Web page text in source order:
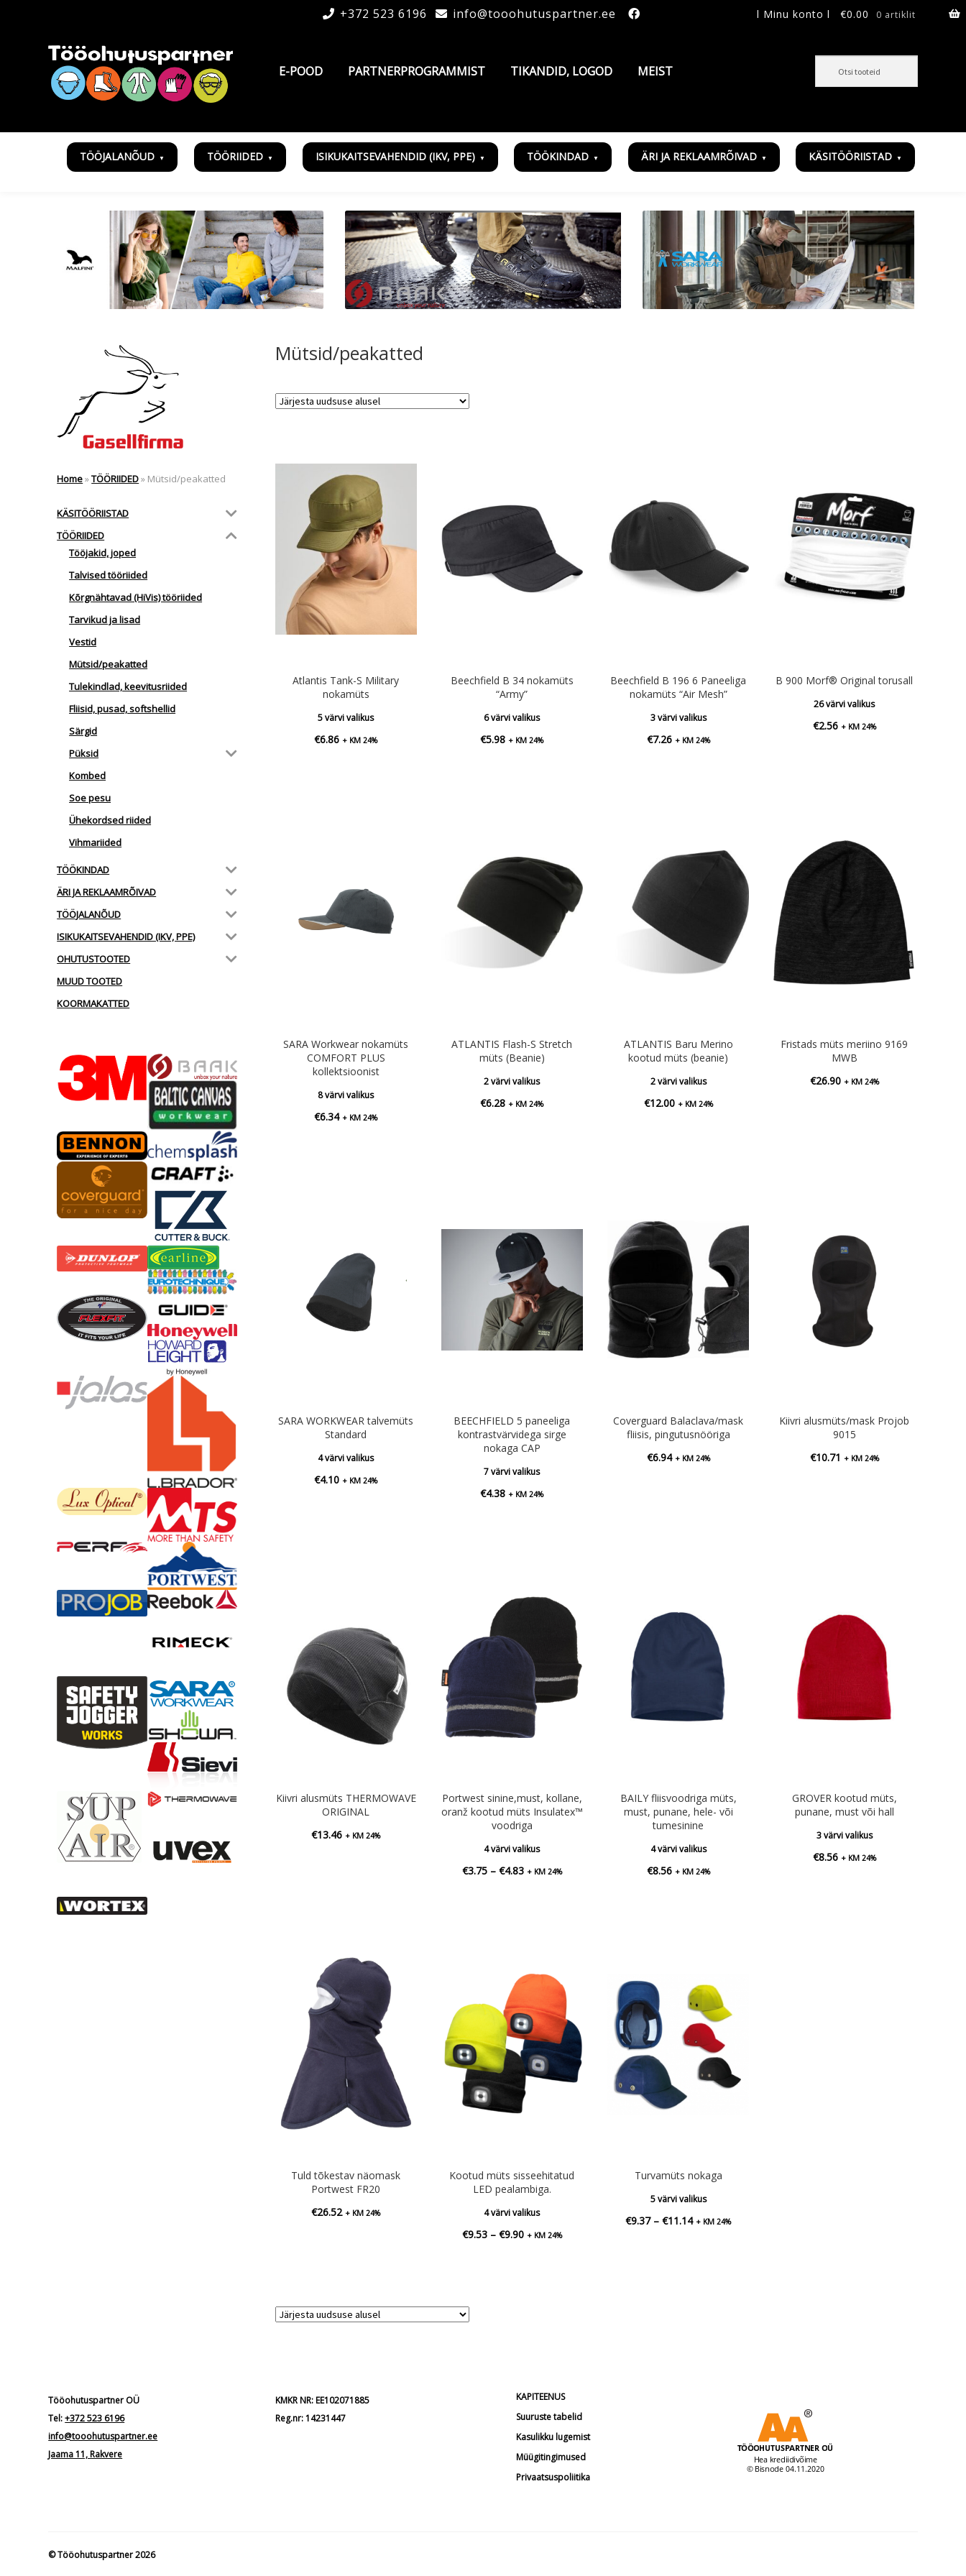
€0.00 0 artiklit
+372 523 6196 info@tooohutuspartner.ee l Minu konto l
E-POOD PARTNERPROGRAMMIST TIKANDID, LOGOD MEIST
TÖÖJALANÕUD TÖÖRIIDED ISIKUKAITSEVAHENDID (IKV, PPE) TÖÖKINDAD ÄRI JA REKLAAMRÕIVAD KÄSITÖÖRIISTAD
Mütsid/peakatted
Atlantis Tank-S Military
nokamüts
5 värvi valikus
€6.86 + KM 24%
Beechfield B 34 nokamüts
“Army”
6 värvi valikus
€5.98 + KM 24%
Beechfield B 196 6 Paneeliga
nokamüts “Air Mesh”
3 värvi valikus
€7.26 + KM 24%
B 900 Morf® Original torusall
26 värvi valikus
€2.56 + KM 24%
SARA Workwear nokamüts
COMFORT PLUS
kollektsioonist
8 värvi valikus
€6.34 + KM 24%
ATLANTIS Flash-S Stretch
müts (Beanie)
2 värvi valikus
€6.28 + KM 24%
ATLANTIS Baru Merino
kootud müts (beanie)
2 värvi valikus
€12.00 + KM 24%
Fristads müts meriino 9169
MWB
€26.90 + KM 24%
SARA WORKWEAR talvemüts
Standard
4 värvi valikus
€4.10 + KM 24%
BEECHFIELD 5 paneeliga
kontrastvärvidega sirge
nokaga CAP
7 värvi valikus
€4.38 + KM 24%
Coverguard Balaclava/mask
fliisis, pingutusnööriga
€6.94 + KM 24%
Kiivri alusmüts/mask Projob
9015
€10.71 + KM 24%
Kiivri alusmüts THERMOWAVE
ORIGINAL
€13.46 + KM 24%
Portwest sinine,must, kollane,
oranž kootud müts Insulatex™
voodriga
4 värvi valikus
€3.75 – €4.83Hinnavahemik:
+ KM 24%
BAILY fliisvoodriga müts,
must, punane, hele- või
tumesinine
4 värvi valikus
€8.56 + KM 24%
GROVER kootud müts,
punane, must või hall
3 värvi valikus
€8.56 + KM 24%
Tuld tõkestav näomask
Portwest FR20
€26.52 + KM 24%
Kootud müts sisseehitatud
LED pealambiga.
4 värvi valikus
€9.53 – €9.90Hinnavahemik:
+ KM 24%
Turvamüts nokaga
5 värvi valikus
€9.37 – €11.14Hinnavahemik:
+ KM 24%
Home»TÖÖRIIDED» Mütsid/peakatted
KÄSITÖÖRIISTAD
TÖÖRIIDED
Tööjakid, joped
Talvised tööriided
Kõrgnähtavad (HiVis) tööriided
Tarvikud ja lisad
Vestid
Mütsid/peakatted
Tulekindlad, keevitusriided
Fliisid, pusad, softshellid
Särgid
Püksid
Kombed
Soe pesu
Ühekordsed riided
Vihmariided
TÖÖKINDAD
ÄRI JA REKLAAMRÕIVAD
TÖÖJALANÕUD
ISIKUKAITSEVAHENDID (IKV, PPE)
OHUTUSTOOTED
MUUD TOOTED
KOORMAKATTED
Tööohutuspartner OÜ
Tel:+372 523 6196
info@tooohutuspartner.ee
Jaama 11, Rakvere
KMKR NR: EE102071885
Reg.nr: 14231447
KAPITEENUS
Suuruste tabelid
Kasulikku lugemist
Müügitingimused
Privaatsuspoliitika
© Tööohutuspartner 2026